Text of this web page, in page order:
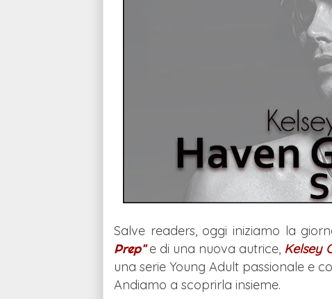
Salve readers, oggi iniziamo la
Prep"e di una nuova autrice, Kelsey
una serie Young Adult passionale e
Andiamo a scoprirla insieme.